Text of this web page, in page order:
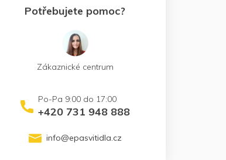
Potřebujete pomoc?
Zákaznické centrum
+420 731 948 888
info@epasvitidla.cz